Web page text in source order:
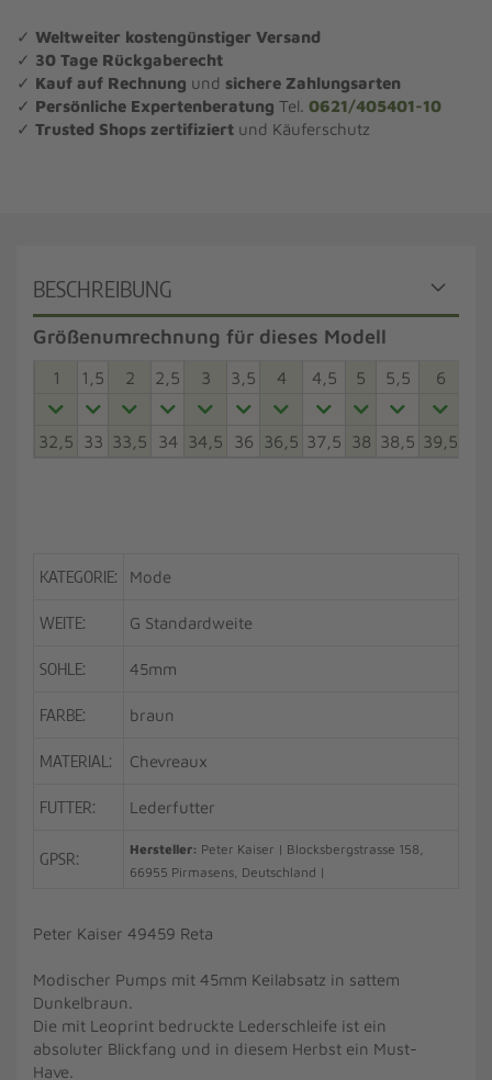
✓ Weltweiter kostengünstiger Versand
✓ 30 Tage Rückgaberecht
✓ Kauf auf Rechnung und sichere Zahlungsarten
✓ Persönliche Expertenberatung Tel. 0621/405401-10
✓ Trusted Shops zertifiziert und Käuferschutz
BESCHREIBUNG
Größenumrechnung für dieses Modell
1 1,5 2 2,5 3 3,5 4 4,5 5 5,5 6
32,5 33 33,5 34 34,5 36 36,5 37,5 38 38,5 39,5
KATEGORIE: Mode
WEITE: G Standardweite
SOHLE: 45mm
FARBE: braun
MATERIAL: Chevreaux
FUTTER: Lederfutter
GPSR: Hersteller: Peter Kaiser | Blocksbergstrasse 158,
66955 Pirmasens, Deutschland |
Peter Kaiser 49459 Reta
Modischer Pumps mit 45mm Keilabsatz in sattem
Dunkelbraun.
Die mit Leoprint bedruckte Lederschleife ist ein
absoluter Blickfang und in diesem Herbst ein Must-
Have.